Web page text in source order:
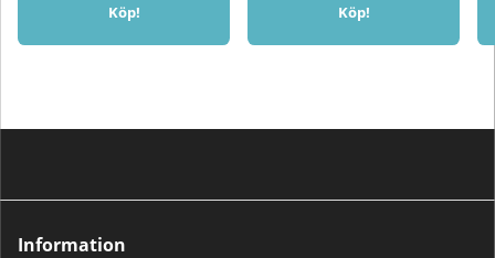
Köp! Köp!
Information